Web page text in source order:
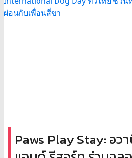
Paws Play Stay: อว